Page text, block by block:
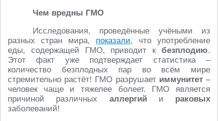
Чем вредны ГМО
Исследования, проведённые учёными из
разных стран мира, показали, что употребление
еды, содержащей ГМО, приводит к безплодию.
Этот факт уже подтверждает статистика –
количество безплодных пар во всём мире
стремительно растёт! ГМО разрушает иммунитет–
человек чаще и тяжелее болеет. ГМО является
причиной различных аллергийи раковых
заболеваний!